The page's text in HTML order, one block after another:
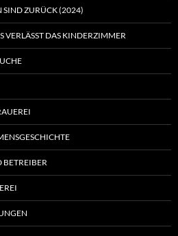
SIND ZURÜCK (2024)
VERLÄSST DAS KINDERZIMMER
BETREIBER